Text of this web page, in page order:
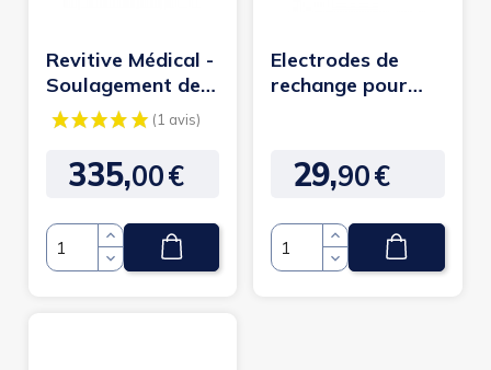
Revitive Médical -
Soulagement des
problèmes de
jambes et...
Prix
335,00€
Quantité
Electrodes de
rechange pour
Prix
29,90€
Quantité